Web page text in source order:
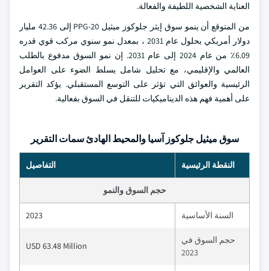
العناية الشخصية اللطيفة والفعالة.
من المتوقع أن ينمو سوق إيثر جلوكوز ميثيل PPG-20 إلى 42.36 مليار
دولار أمريكي بحلول عام 2031 ، بمعدل نمو سنوي مركب قوي قدره
6.09٪ من عام 2024 إلى عام 2031. إن نمو السوق مدفوع بالطلب
العالمي والإقليمي، مع تحليل شامل يسلط الضوء على العوامل
الرئيسية والعوائق التي تؤثر على التوسع المستقبلي. يؤكد التقرير
على أهمية فهم هذه الديناميكيات للتنقل في السوق بفعالية.
سوق ميثيل جلوكوز آسيا والمحيط الهادئ سمات التقرير
النقطة الرئيسية التفاصيل
حجم السوق والنمو
السنة الأساسية 2023
حجم السوق في
2023
USD 63.48 Million